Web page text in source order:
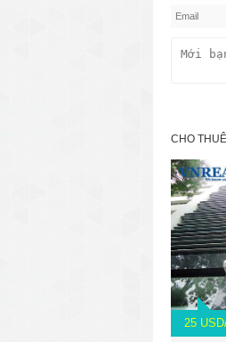
CHO
25